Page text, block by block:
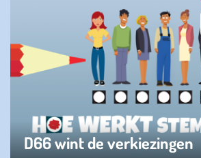
D66 wint de verkiezingen